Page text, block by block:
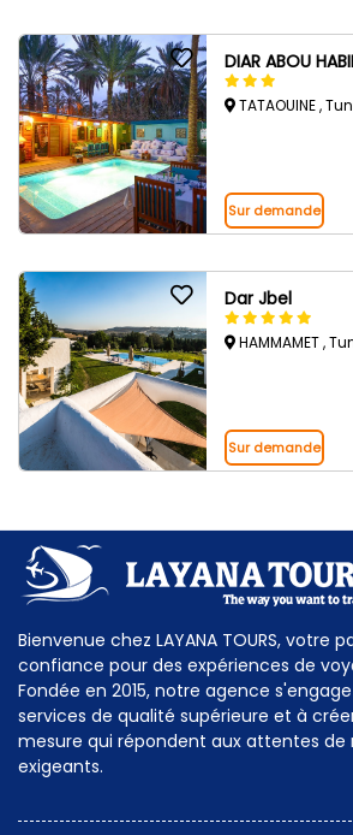
DIAR ABOU
TATAOUINE ,
Sur demande
Dar Jbel
HAMMAMET ,
Sur demande
Bienvenue chez LAYANA TOURS, votre
confiance pour des expériences de
Fondée en 2015, notre agence
services de qualité supérieure et à
mesure qui répondent aux attentes de
exigeants.